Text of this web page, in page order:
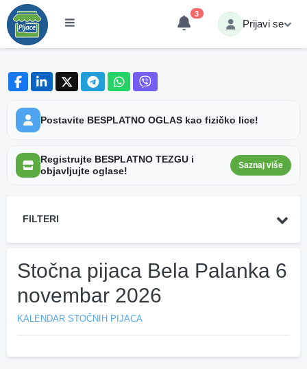
3
Prijavi se
Postavite BESPLATNO OGLAS kao fizičko lice!
Registrujte BESPLATNO TEZGU i
objavljujte oglase!
Saznaj više
FILTERI
Stočna pijaca Bela Palanka 6
novembar 2026
KALENDAR STOČNIH PIJACA